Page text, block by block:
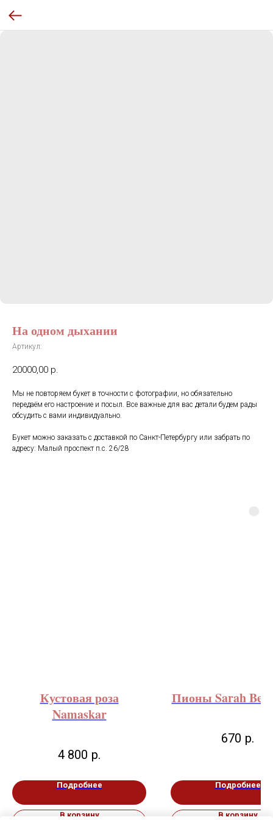
На одном дыхании
Артикул:
20000,00 р.
Мы не повторяем букет в точности с фотографии, но обязательно
передаём его настроение и посыл. Все важные для вас детали будем рады
обсудить с вами индивидуально.
Букет можно заказать с доставкой по Санкт-Петербургу или забрать по
адресу: Малый проспект п.с. 26/28
Кустовая роза
Namaskar
4 800 р.
Подробнее
В корзину
Пионы Sarah
670 р.
Подробнее
В корзину